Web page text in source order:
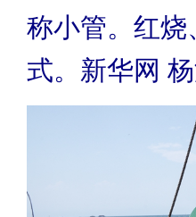
称小管。红
式。新华网